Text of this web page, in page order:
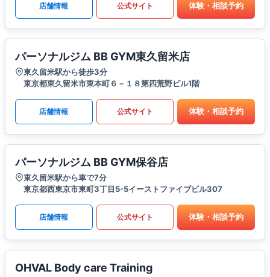
店舗情報 公式サイト 体験・相談予約
パーソナルジム BB GYM東久留米店
東久留米駅から徒歩3分
東京都東久留米市東本町６－１８第四荒野ビル1階
店舗情報 公式サイト 体験・相談予約
パーソナルジム BB GYM保谷店
東久留米駅から車で7分
東京都西東京市東町3丁目5-5イーストファイブビル307
店舗情報 公式サイト 体験・相談予約
OHVAL Body care Training